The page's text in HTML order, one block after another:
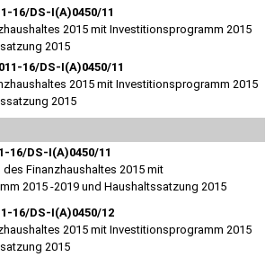
16/DS-I(A)0450/11
2015 mit Investitionsprogramm 2015
2015
16/DS-I(A)0450/11
2015 mit Investitionsprogramm 2015
2015
16/DS-I(A)0450/11
des Finanzhaushaltes 2015 mit
2015 -2019 und Haushaltssatzung 2015
16/DS-I(A)0450/12
2015 mit Investitionsprogramm 2015
2015